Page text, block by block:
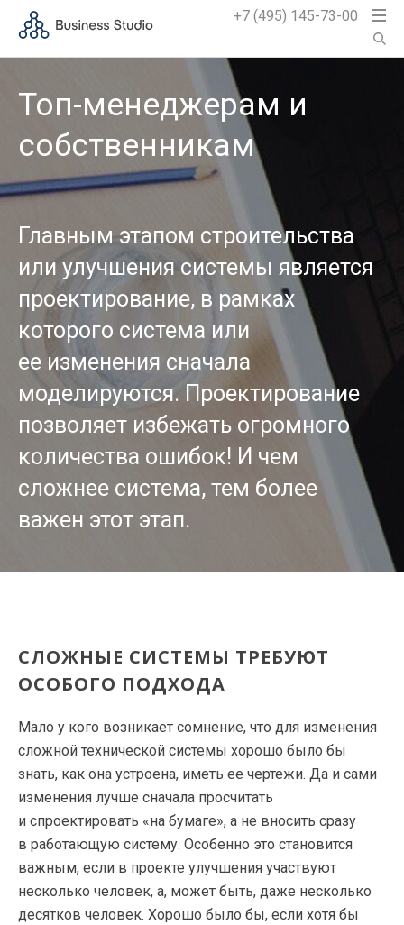
+7 (495) 145-73-00
Топ-менеджерам и
собственникам
Главным этапом строительства
или улучшения системы является
проектирование, в рамках
которого система или
ее изменения сначала
моделируются. Проектирование
позволяет избежать огромного
количества ошибок! И чем
сложнее система, тем более
важен этот этап.
CЛОЖНЫЕ СИСТЕМЫ ТРЕБУЮТ
ОСОБОГО ПОДХОДА
Мало у кого возникает сомнение, что для изменения
сложной технической системы хорошо было бы
знать, как она устроена, иметь ее чертежи. Да и сами
изменения лучше сначала просчитать
и спроектировать «на бумаге», а не вносить сразу
в работающую систему. Особенно это становится
важным, если в проекте улучшения участвуют
несколько человек, а, может быть, даже несколько
десятков человек. Хорошо было бы, если хотя бы